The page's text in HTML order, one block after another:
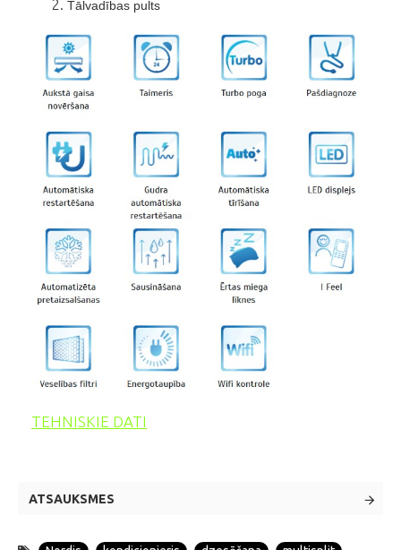
Tālvadības pults
TEHNISKIE DATI
ATSAUKSMES